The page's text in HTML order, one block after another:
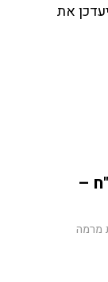
את
25 מיליון ש"ח –
מרמה